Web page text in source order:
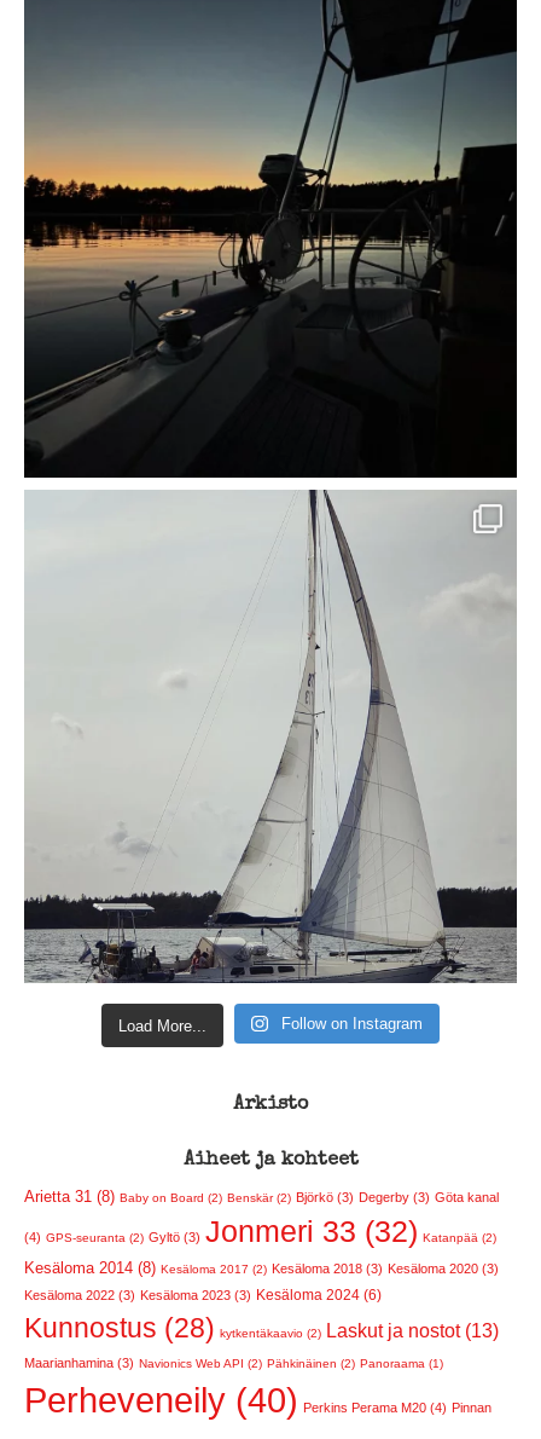
Load More... Follow on Instagram
Arkisto
Aiheet ja kohteet
Arietta 31 (8) Baby on Board (2) Benskär (2) Björkö (3) Degerby (3) Göta kanal
(4) GPS-seuranta (2) Gyltö (3) Jonmeri 33 (32) Katanpää (2)
Kesäloma 2014 (8) Kesäloma 2017 (2) Kesäloma 2018 (3) Kesäloma 2020 (3)
Kesäloma 2022 (3) Kesäloma 2023 (3) Kesäloma 2024 (6)
Kunnostus (28) kytkentäkaavio (2) Laskut ja nostot (13)
Maarianhamina (3) Navionics Web API (2) Pähkinäinen (2) Panoraama (1)
Perheveneily (40) Perkins Perama M20 (4) Pinnan